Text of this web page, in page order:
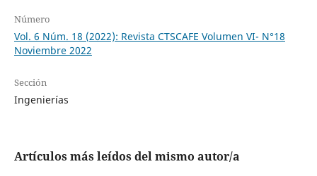
Número
Vol. 6 Núm. 18 (2022): Revista CTSCAFE Volumen VI- N°18
Noviembre 2022
Sección
Ingenierías
Artículos más leídos del mismo autor/a